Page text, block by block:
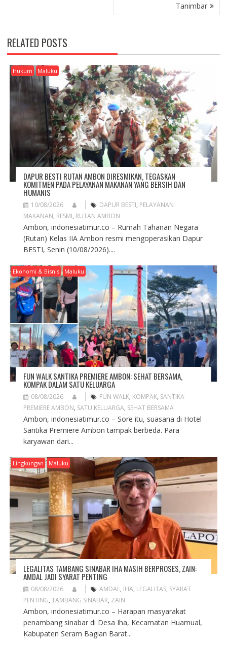
I
G
A
T
O
N
Tanimbar
RELATED POSTS
Hukum Maluku
DAPUR BESTI RUTAN AMBON DIRESMIKAN, TEGASKAN
KOMITMEN PADA PELAYANAN MAKANAN YANG BERSIH DAN
HUMANIS
10/08/2026 DAPUR BESTI, PELAYANAN
MAKANAN, RESMI, RUTAN AMBON
Ambon, indonesiatimur.co – Rumah Tahanan Negara
(Rutan) Kelas IIA Ambon resmi mengoperasikan Dapur
BESTI, Senin (10/08/2026)....
Ekonomi & Bisnis Maluku
FUN WALK SANTIKA PREMIERE AMBON: SEHAT BERSAMA,
KOMPAK DALAM SATU KELUARGA
08/08/2026 FUN WALK, KOMPAK, SANTIKA
PREMIERE AMBON, SATU KELUARGA, SEHAT BERSAMA
Ambon, indonesiatimur.co – Sore itu, suasana di Hotel
Santika Premiere Ambon tampak berbeda. Para
karyawan dari...
Lingkungan Maluku
LEGALITAS TAMBANG SINABAR IHA MASIH BERPROSES, ZAIN:
AMDAL JADI SYARAT PENTING
08/08/2026 AMDAL, IHA, LEGALITAS, SYARAT
PENTING, TAMBANG SINABAR, ZAIN
Ambon, indonesiatimur.co – Harapan masyarakat
penambang sinabar di Desa Iha, Kecamatan Huamual,
Kabupaten Seram Bagian Barat...